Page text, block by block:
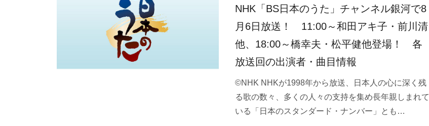
NHK「BS日本のうた」チャンネル銀河で8
月6日放送！ 11:00～和田アキ子・前川清
他、18:00～橋幸夫・松平健他登場！ 各
放送回の出演者・曲目情報
©NHK NHKが1998年から放送、日本人の心に深く残
る歌の数々、多くの人々の支持を集め長年親しまれて
いる「日本のスタンダード・ナンバー」とも…